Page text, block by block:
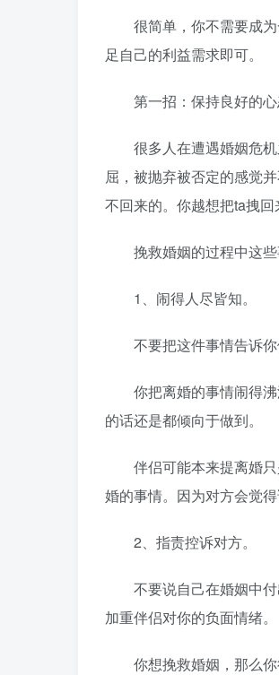
很简单，你不需要成为
足自己的利益需求即可。
第一招：保持良好的心
很多人在遭遇婚姻危机
屈，被抛弃被否定的感觉
不回来的。你越想把ta拽回
挽救婚姻的过程中这些
1、闹得人尽皆知。
不要把这件事情告诉你
你把离婚的事情闹得沸
的话还是都倾向于做到。
伴侣可能本来提离婚只
婚的事情。因为对方会觉
2、指责控诉对方。
不要说自己在婚姻中付
加重伴侣对你的负面情绪。
你想挽救婚姻，那么你